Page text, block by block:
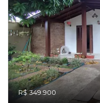
R$ 349.900